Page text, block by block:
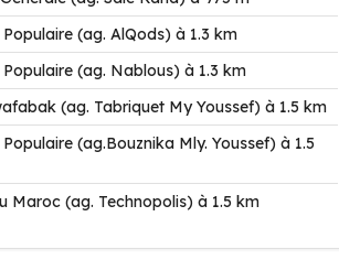
(ag. AlQods) à 1.3 km
(ag. Nablous) à 1.3 km
(ag. Tabriquet My Youssef) à 1.5 km
(ag.Bouznika Mly. Youssef) à 1.5
Maroc (ag. Technopolis) à 1.5 km